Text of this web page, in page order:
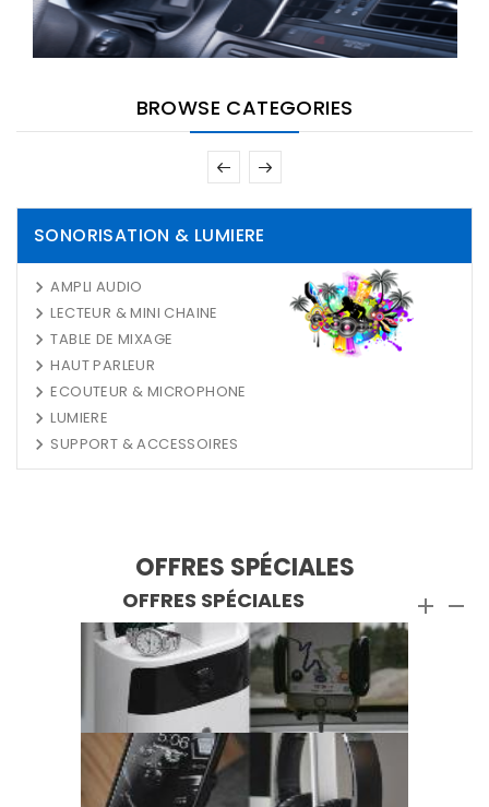
BROWSE CATEGORIES
SONORISATION & LUMIERE
AMPLI AUDIO
LECTEUR & MINI CHAINE
TABLE DE MIXAGE
HAUT PARLEUR
ECOUTEUR & MICROPHONE
LUMIERE
SUPPORT & ACCESSOIRES
OFFRES SPÉCIALES
OFFRES SPÉCIALES  